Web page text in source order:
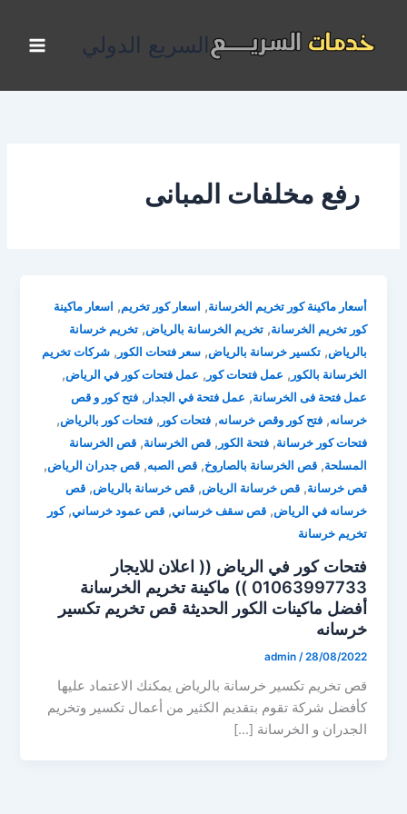
المحتوى
السريع الدولي
رفع مخلفات المبانى
أسعار ماكينة كور تخريم الخرسانة, اسعار كور تخريم, اسعار ماكينة
كور تخريم الخرسانة,تخريم الخرسانة بالرياض,تخريم خرسانة
بالرياض,تكسير خرسانة بالرياض,سعر فتحات الكور ,شركات تخريم
الخرسانة بالكور , عمل فتحات كور , عمل فتحات كور في الرياض,
عمل فتحة فى الخرسانة, عمل فتحة في الجدار ,فتح كور و قص
خرسانه,فتح كور وقص خرسانه,فتحات كور ,فتحات كور بالرياض,
فتحات كور خرسانة,فتحة الكور ,قص الخرسانة,قص الخرسانة
المسلحة,قص الخرسانة بالصاروخ,قص الصبه,قص جدران الرياض,
قص خرسانة,قص خرسانة الرياض,قص خرسانة بالرياض,قص
خرسانه في الرياض,قص سقف خرساني,قص عمود خرساني,كور
تخريم خرسانة
فتحات كور في الرياض (( اعلان للايجار
01063997733 )) ماكينة تخريم الخرسانة
أفضل ماكينات الكور الحديثة قص تخريم تكسير
خرسانه
admin /28/08/2022
قص تخريم تكسير خرسانة بالرياض يمكنك الاعتماد عليها
كأفضل شركة تقوم بتقديم الكثير من أعمال تكسير وتخريم
الجدران و الخرسانة […]